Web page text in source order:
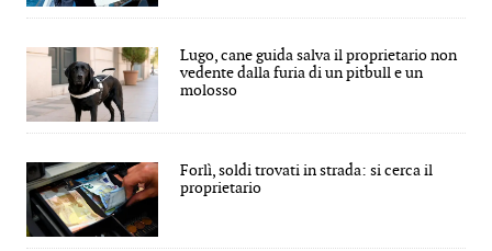
Lugo, cane guida salva il proprietario non
vedente dalla furia di un pitbull e un
molosso
Forlì, soldi trovati in strada: si cerca il
proprietario